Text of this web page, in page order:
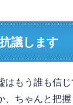
議します
もう誰も信
ちゃんと把握